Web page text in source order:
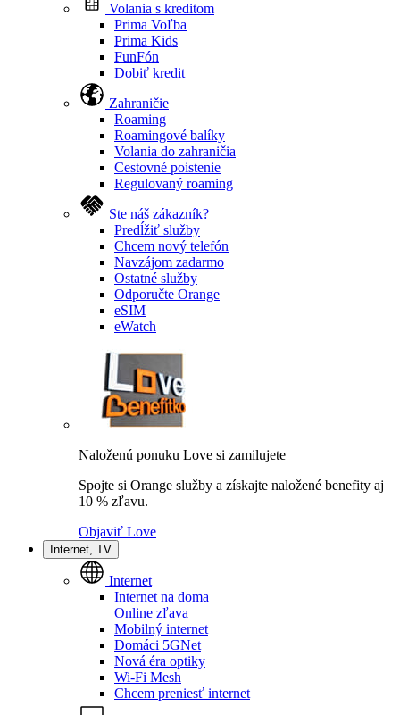
Volania s kreditom
Prima Voľba
Prima Kids
FunFón
Dobiť kredit
Zahraničie
Roaming
Roamingové balíky
Volania do zahraničia
Cestovné poistenie
Regulovaný roaming
Ste náš zákazník?
Predĺžiť služby
Chcem nový telefón
Navzájom zadarmo
Ostatné služby
Odporučte Orange
eSIM
eWatch
Naloženú ponuku Love si zamilujete
Spojte si Orange služby a získajte naložené benefity aj
10 % zľavu.
Objaviť Love
Internet, TV
Internet
Internet na doma
Online zľava
Mobilný internet
Domáci 5GNet
Nová éra optiky
Wi-Fi Mesh
Chcem preniesť internet